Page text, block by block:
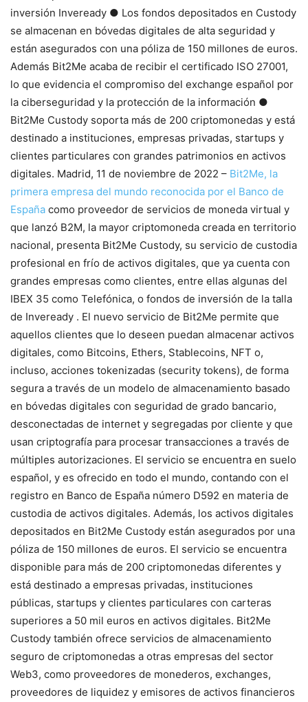
inversión Inveready ● Los fondos depositados en Custody
se almacenan en bóvedas digitales de alta seguridad y
están asegurados con una póliza de 150 millones de euros.
Además Bit2Me acaba de recibir el certificado ISO 27001,
lo que evidencia el compromiso del exchange español por
la ciberseguridad y la protección de la información ●
Bit2Me Custody soporta más de 200 criptomonedas y está
destinado a instituciones, empresas privadas, startups y
clientes particulares con grandes patrimonios en activos
digitales. Madrid, 11 de noviembre de 2022 – Bit2Me, la
primera empresa del mundo reconocida por el Banco de
España como proveedor de servicios de moneda virtual y
que lanzó B2M, la mayor criptomoneda creada en territorio
nacional, presenta Bit2Me Custody, su servicio de custodia
profesional en frío de activos digitales, que ya cuenta con
grandes empresas como clientes, entre ellas algunas del
IBEX 35 como Telefónica, o fondos de inversión de la talla
de Inveready . El nuevo servicio de Bit2Me permite que
aquellos clientes que lo deseen puedan almacenar activos
digitales, como Bitcoins, Ethers, Stablecoins, NFT o,
incluso, acciones tokenizadas (security tokens), de forma
segura a través de un modelo de almacenamiento basado
en bóvedas digitales con seguridad de grado bancario,
desconectadas de internet y segregadas por cliente y que
usan criptografía para procesar transacciones a través de
múltiples autorizaciones. El servicio se encuentra en suelo
español, y es ofrecido en todo el mundo, contando con el
registro en Banco de España número D592 en materia de
custodia de activos digitales. Además, los activos digitales
depositados en Bit2Me Custody están asegurados por una
póliza de 150 millones de euros. El servicio se encuentra
disponible para más de 200 criptomonedas diferentes y
está destinado a empresas privadas, instituciones
públicas, startups y clientes particulares con carteras
superiores a 50 mil euros en activos digitales. Bit2Me
Custody también ofrece servicios de almacenamiento
seguro de criptomonedas a otras empresas del sector
Web3, como proveedores de monederos, exchanges,
proveedores de liquidez y emisores de activos financieros